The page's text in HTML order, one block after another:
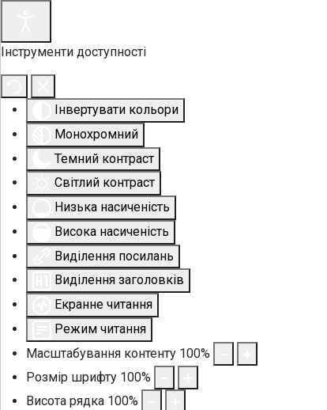
Інструменти доступності
Інвертувати кольори
Монохромний
Темний контраст
Світлий контраст
Низька насиченість
Висока насиченість
Виділення посилань
Виділення заголовків
Екранне читання
Режим читання
Масштабування контенту 100%
Розмір шрифту 100%
Висота рядка 100%